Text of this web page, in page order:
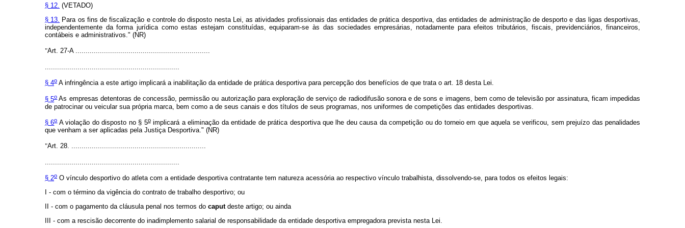
§ 12. (VETADO)
§ 13.
Para os fins de fiscalização e controle do disposto nesta Lei, as atividades profissionais das entidades de prática desportiva, das entidades de administração de desporto e das ligas desportivas,
independentemente da forma jurídica como estas estejam constituídas, equiparam-se às das sociedades empresárias, notadamente para efeitos tributários, fiscais, previdenciários, financeiros,
contábeis e administrativos." (NR)
"Art. 27-A ..................................................................
§ 4o A infringência a este artigo implicará a inabilitação da entidade de prática desportiva para percepção dos benefícios de que trata o art. 18 desta Lei.
§ 5oAs empresas detentoras de concessão, permissão ou autorização para exploração de serviço de radiodifusão sonora e de sons e imagens, bem como de televisão por assinatura, ficam impedidas
de patrocinar ou veicular sua própria marca, bem como a de seus canais e dos títulos de seus programas, nos uniformes de competições das entidades desportivas.
§ 6oA violação do disposto no § 5oimplicará a eliminação da entidade de prática desportiva que lhe deu causa da competição ou do torneio em que aquela se verificou, sem prejuízo das penalidades
que venham a ser aplicadas pela Justiça Desportiva." (NR)
"Art. 28. ..................................................................
§ 2o O vínculo desportivo do atleta com a entidade desportiva contratante tem natureza acessória ao respectivo vínculo trabalhista, dissolvendo-se, para todos os efeitos legais:
I - com o término da vigência do contrato de trabalho desportivo; ou
II - com o pagamento da cláusula penal nos termos do caputdeste artigo; ou ainda
III - com a rescisão decorrente do inadimplemento salarial de responsabilidade da entidade desportiva empregadora prevista nesta Lei.